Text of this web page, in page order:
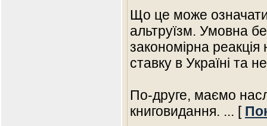
Що це може
альтруїзм. Умовна
закономірна
ставку в Україні та
По-друге, маємо
книговидання. ... [